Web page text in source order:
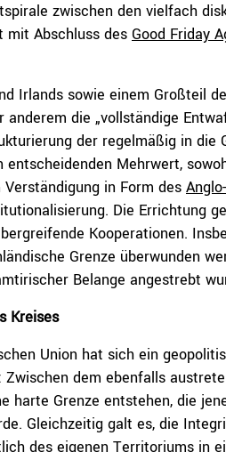
zwischen den vielfach
mit Abschluss des Good Friday
Irlands sowie einem Großteil
die „vollständige
der regelmäßig in die
Mehrwert,
in Form des
Die Errichtung
Kooperationen.
Grenze überwunden
Belange angestrebt
Kreises
Union hat sich ein
dem ebenfalls
harte Grenze entstehen, die
Gleichzeitig galt es, die
des eigenen Territoriums in